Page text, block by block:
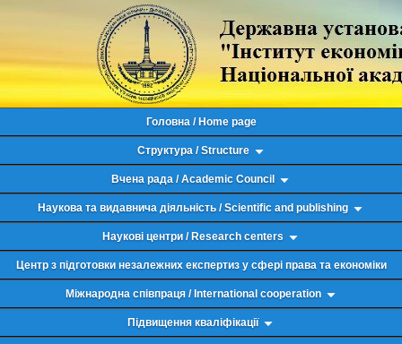
Головна / Home page
Структура / Structure
Вчена рада / Academic Council
Наукова та видавнича діяльність / Scientific and publishing
Наукові центри / Research centers
Центр з підготовки незалежних експертиз у сфері права та економіки
Міжнародна співпраця / International cooperation
Підвищення кваліфікації